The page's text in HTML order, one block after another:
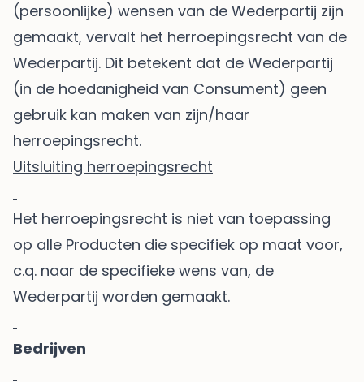
(persoonlijke) wensen van de Wederpartij zijn
gemaakt, vervalt het herroepingsrecht van de
Wederpartij. Dit betekent dat de Wederpartij
(in de hoedanigheid van Consument) geen
gebruik kan maken van zijn/haar
herroepingsrecht.
Uitsluiting herroepingsrecht
Het herroepingsrecht is niet van toepassing
op alle Producten die specifiek op maat voor,
c.q. naar de specifieke wens van, de
Wederpartij worden gemaakt.
Bedrijven